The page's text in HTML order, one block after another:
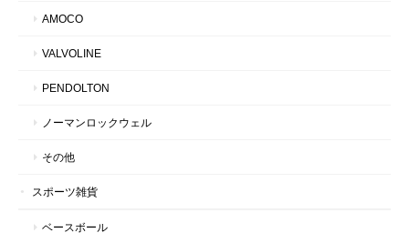
AMOCO
VALVOLINE
PENDOLTON
ノーマンロックウェル
その他
スポーツ雑貨
ベースボール